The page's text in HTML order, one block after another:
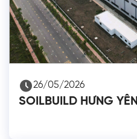
26/05/2026
SOILBUILD HƯNG YÊN